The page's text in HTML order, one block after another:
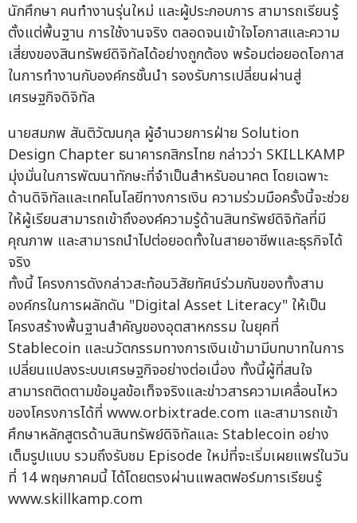
นักศึกษา คนทำงานรุ่นใหม่ และผู้ประกอบการ สามารถเรียนรู้
ตั้งแต่พื้นฐาน การใช้งานจริง ตลอดจนเข้าใจโอกาสและความ
เสี่ยงของสินทรัพย์ดิจิทัลได้อย่างถูกต้อง พร้อมต่อยอดโอกาส
ในการทำงานกับองค์กรชั้นนำ รองรับการเปลี่ยนผ่านสู่
เศรษฐกิจดิจิทัล
นายสมภพ สันติวัฒนกุล ผู้อำนวยการฝ่าย Solution
Design Chapter ธนาคารกสิกรไทย กล่าวว่า SKILLKAMP
มุ่งมั่นในการพัฒนาทักษะที่จำเป็นสำหรับอนาคต โดยเฉพาะ
ด้านดิจิทัลและเทคโนโลยีทางการเงิน ความร่วมมือครั้งนี้จะช่วย
ให้ผู้เรียนสามารถเข้าถึงองค์ความรู้ด้านสินทรัพย์ดิจิทัลที่มี
คุณภาพ และสามารถนำไปต่อยอดทั้งในสายอาชีพและธุรกิจได้
จริง
ทั้งนี้ โครงการดังกล่าวสะท้อนวิสัยทัศน์ร่วมกันของทั้งสาม
องค์กรในการผลักดัน "Digital Asset Literacy" ให้เป็น
โครงสร้างพื้นฐานสำคัญของอุตสาหกรรม ในยุคที่
Stablecoin และนวัตกรรมทางการเงินเข้ามามีบทบาทในการ
เปลี่ยนแปลงระบบเศรษฐกิจอย่างต่อเนื่อง ทั้งนี้ผู้ที่สนใจ
สามารถติดตามข้อมูลข้อเท็จจริงและข่าวสารความเคลื่อนไหว
ของโครงการได้ที่ www.orbixtrade.com และสามารถเข้า
ศึกษาหลักสูตรด้านสินทรัพย์ดิจิทัลและ Stablecoin อย่าง
เต็มรูปแบบ รวมถึงรับชม Episode ใหม่ที่จะเริ่มเผยแพร่ในวัน
ที่ 14 พฤษภาคมนี้ ได้โดยตรงผ่านแพลตฟอร์มการเรียนรู้
www.skillkamp.com